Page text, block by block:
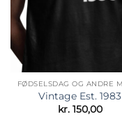
Vintage Est. 1983
kr.150,00